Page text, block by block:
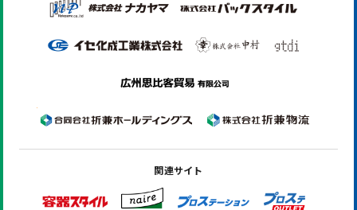
関連サイト